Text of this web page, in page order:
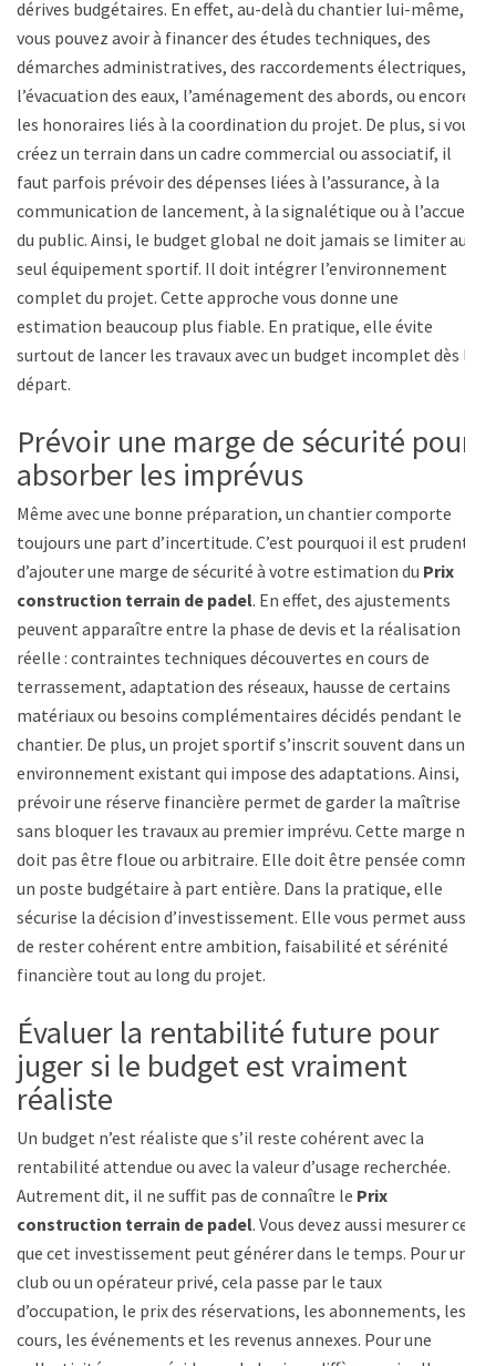
dérives budgétaires. En effet, au-delà du chantier lui-même,
vous pouvez avoir à financer des études techniques, des
démarches administratives, des raccordements électriques,
l’évacuation des eaux, l’aménagement des abords, ou encore
les honoraires liés à la coordination du projet. De plus, si vous
créez un terrain dans un cadre commercial ou associatif, il
faut parfois prévoir des dépenses liées à l’assurance, à la
communication de lancement, à la signalétique ou à l’accueil
du public. Ainsi, le budget global ne doit jamais se limiter au
seul équipement sportif. Il doit intégrer l’environnement
complet du projet. Cette approche vous donne une
estimation beaucoup plus fiable. En pratique, elle évite
surtout de lancer les travaux avec un budget incomplet dès le
départ.
Prévoir une marge de sécurité pour
absorber les imprévus
Même avec une bonne préparation, un chantier comporte
toujours une part d’incertitude. C’est pourquoi il est prudent
d’ajouter une marge de sécurité à votre estimation du Prix
construction terrain de padel. En effet, des ajustements
peuvent apparaître entre la phase de devis et la réalisation
réelle : contraintes techniques découvertes en cours de
terrassement, adaptation des réseaux, hausse de certains
matériaux ou besoins complémentaires décidés pendant le
chantier. De plus, un projet sportif s’inscrit souvent dans un
environnement existant qui impose des adaptations. Ainsi,
prévoir une réserve financière permet de garder la maîtrise
sans bloquer les travaux au premier imprévu. Cette marge ne
doit pas être floue ou arbitraire. Elle doit être pensée comme
un poste budgétaire à part entière. Dans la pratique, elle
sécurise la décision d’investissement. Elle vous permet aussi
de rester cohérent entre ambition, faisabilité et sérénité
financière tout au long du projet.
Évaluer la rentabilité future pour
juger si le budget est vraiment
réaliste
Un budget n’est réaliste que s’il reste cohérent avec la
rentabilité attendue ou avec la valeur d’usage recherchée.
Autrement dit, il ne suffit pas de connaître le Prix
construction terrain de padel. Vous devez aussi mesurer ce
que cet investissement peut générer dans le temps. Pour un
club ou un opérateur privé, cela passe par le taux
d’occupation, le prix des réservations, les abonnements, les
cours, les événements et les revenus annexes. Pour une